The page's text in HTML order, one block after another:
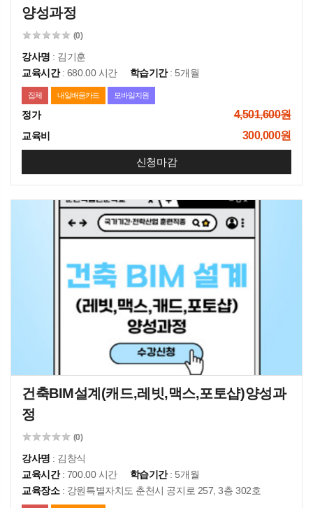
양성과정
(0)
강사명 : 김기훈
교육시간: 680.00 시간 학습기간: 5개월
집체 내일배움카드 모바일지원
정가 4,501,600원
교육비 300,000원
신청마감
건축BIM설계(캐드,레빗,맥스,포토샵)양성과
정
(0)
강사명 : 김창식
교육시간: 700.00 시간 학습기간: 5개월
교육장소: 강원특별자치도 춘천시 공지로 257, 3층 302호